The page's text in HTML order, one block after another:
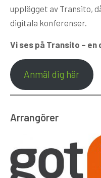
upplägget av Transito,
digitala konferenser.
Vi ses på Transito –
Anmäl dig här
Arrangörer